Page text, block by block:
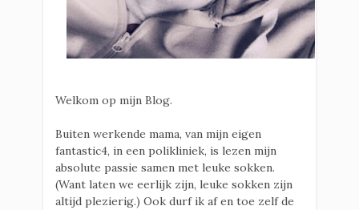
Welkom op mijn Blog.
Buiten werkende mama, van mijn eigen
fantastic4, in een polikliniek, is lezen mijn
absolute passie samen met leuke sokken.
(Want laten we eerlijk zijn, leuke sokken zijn
altijd plezierig.) Ook durf ik af en toe zelf de